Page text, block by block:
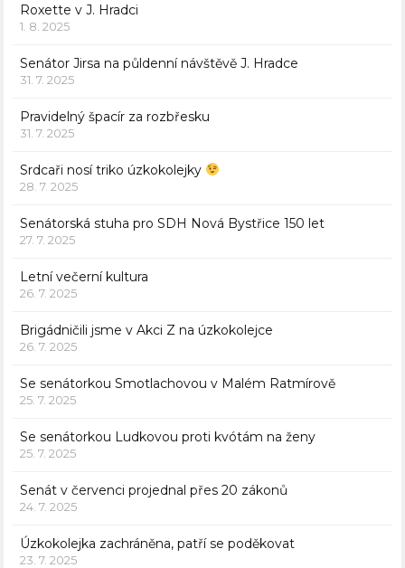
Roxette v J. Hradci
1. 8. 2025
Senátor Jirsa na půldenní návštěvě J. Hradce
31. 7. 2025
Pravidelný špacír za rozbřesku
31. 7. 2025
Srdcaři nosí triko úzkokolejky
28. 7. 2025
Senátorská stuha pro SDH Nová Bystřice 150 let
27. 7. 2025
Letní večerní kultura
26. 7. 2025
Brigádničili jsme v Akci Z na úzkokolejce
26. 7. 2025
Se senátorkou Smotlachovou v Malém Ratmírově
25. 7. 2025
Se senátorkou Ludkovou proti kvótám na ženy
25. 7. 2025
Senát v červenci projednal přes 20 zákonů
24. 7. 2025
Úzkokolejka zachráněna, patří se poděkovat
23. 7. 2025